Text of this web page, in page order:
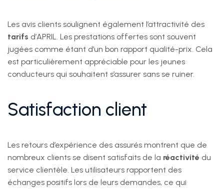
Les avis clients soulignent également l’attractivité des
tarifs d’APRIL. Les prestations offertes sont souvent
jugées comme étant d’un bon rapport qualité-prix. Cela
est particulièrement appréciable pour les jeunes
conducteurs qui souhaitent s’assurer sans se ruiner.
Satisfaction client
Les retours d’expérience des assurés montrent que de
nombreux clients se disent satisfaits de la réactivité du
service clientèle. Les utilisateurs rapportent des
échanges positifs lors de leurs demandes, ce qui